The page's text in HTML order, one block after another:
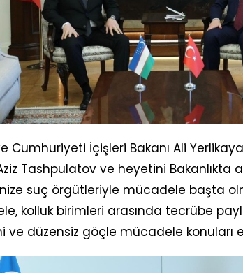
Cumhuriyeti İçişleri Bakanı Ali
Tashpulatov ve heyetini Bakanlıkta
suç örgütleriyle mücadele başta
kolluk birimleri arasında tecrübe
ve düzensiz göçle mücadele konuları